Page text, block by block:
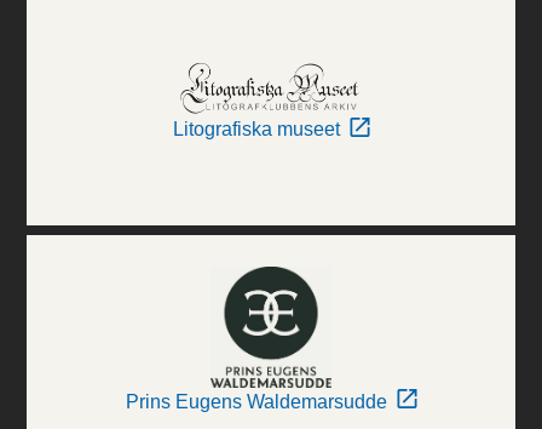
Litografiska museet
Prins Eugens Waldemarsudde